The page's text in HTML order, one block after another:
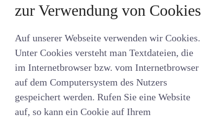
zur Verwendung von Cookies
Auf unserer Webseite verwenden wir Cookies.
Unter Cookies versteht man Textdateien, die
im Internetbrowser bzw. vom Internetbrowser
auf dem Computersystem des Nutzers
gespeichert werden. Rufen Sie eine Website
auf, so kann ein Cookie auf Ihrem